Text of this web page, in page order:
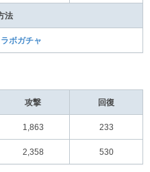
法
ボガチャ
攻撃 回復
1,863 233
2,358 530